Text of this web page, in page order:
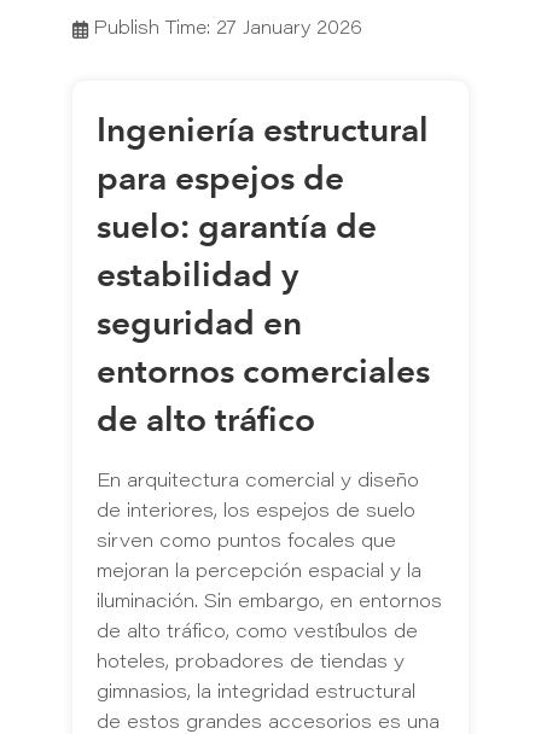
Publish Time: 27 January 2026
Ingeniería estructural
para espejos de
suelo: garantía de
estabilidad y
seguridad en
entornos comerciales
de alto tráfico
En arquitectura comercial y diseño
de interiores, los espejos de suelo
sirven como puntos focales que
mejoran la percepción espacial y la
iluminación. Sin embargo, en entornos
de alto tráfico, como vestíbulos de
hoteles, probadores de tiendas y
gimnasios, la integridad estructural
de estos grandes accesorios es una